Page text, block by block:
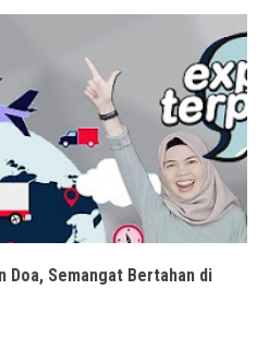
Doa, Semangat Bertahan di